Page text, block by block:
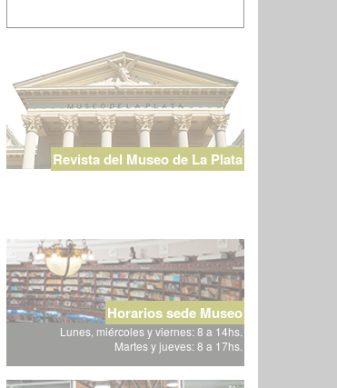
Revista del Museo de La Plata
Horarios sede Museo
Lunes, miércoles y viernes: 8 a 14hs.
Martes y jueves: 8 a 17hs.